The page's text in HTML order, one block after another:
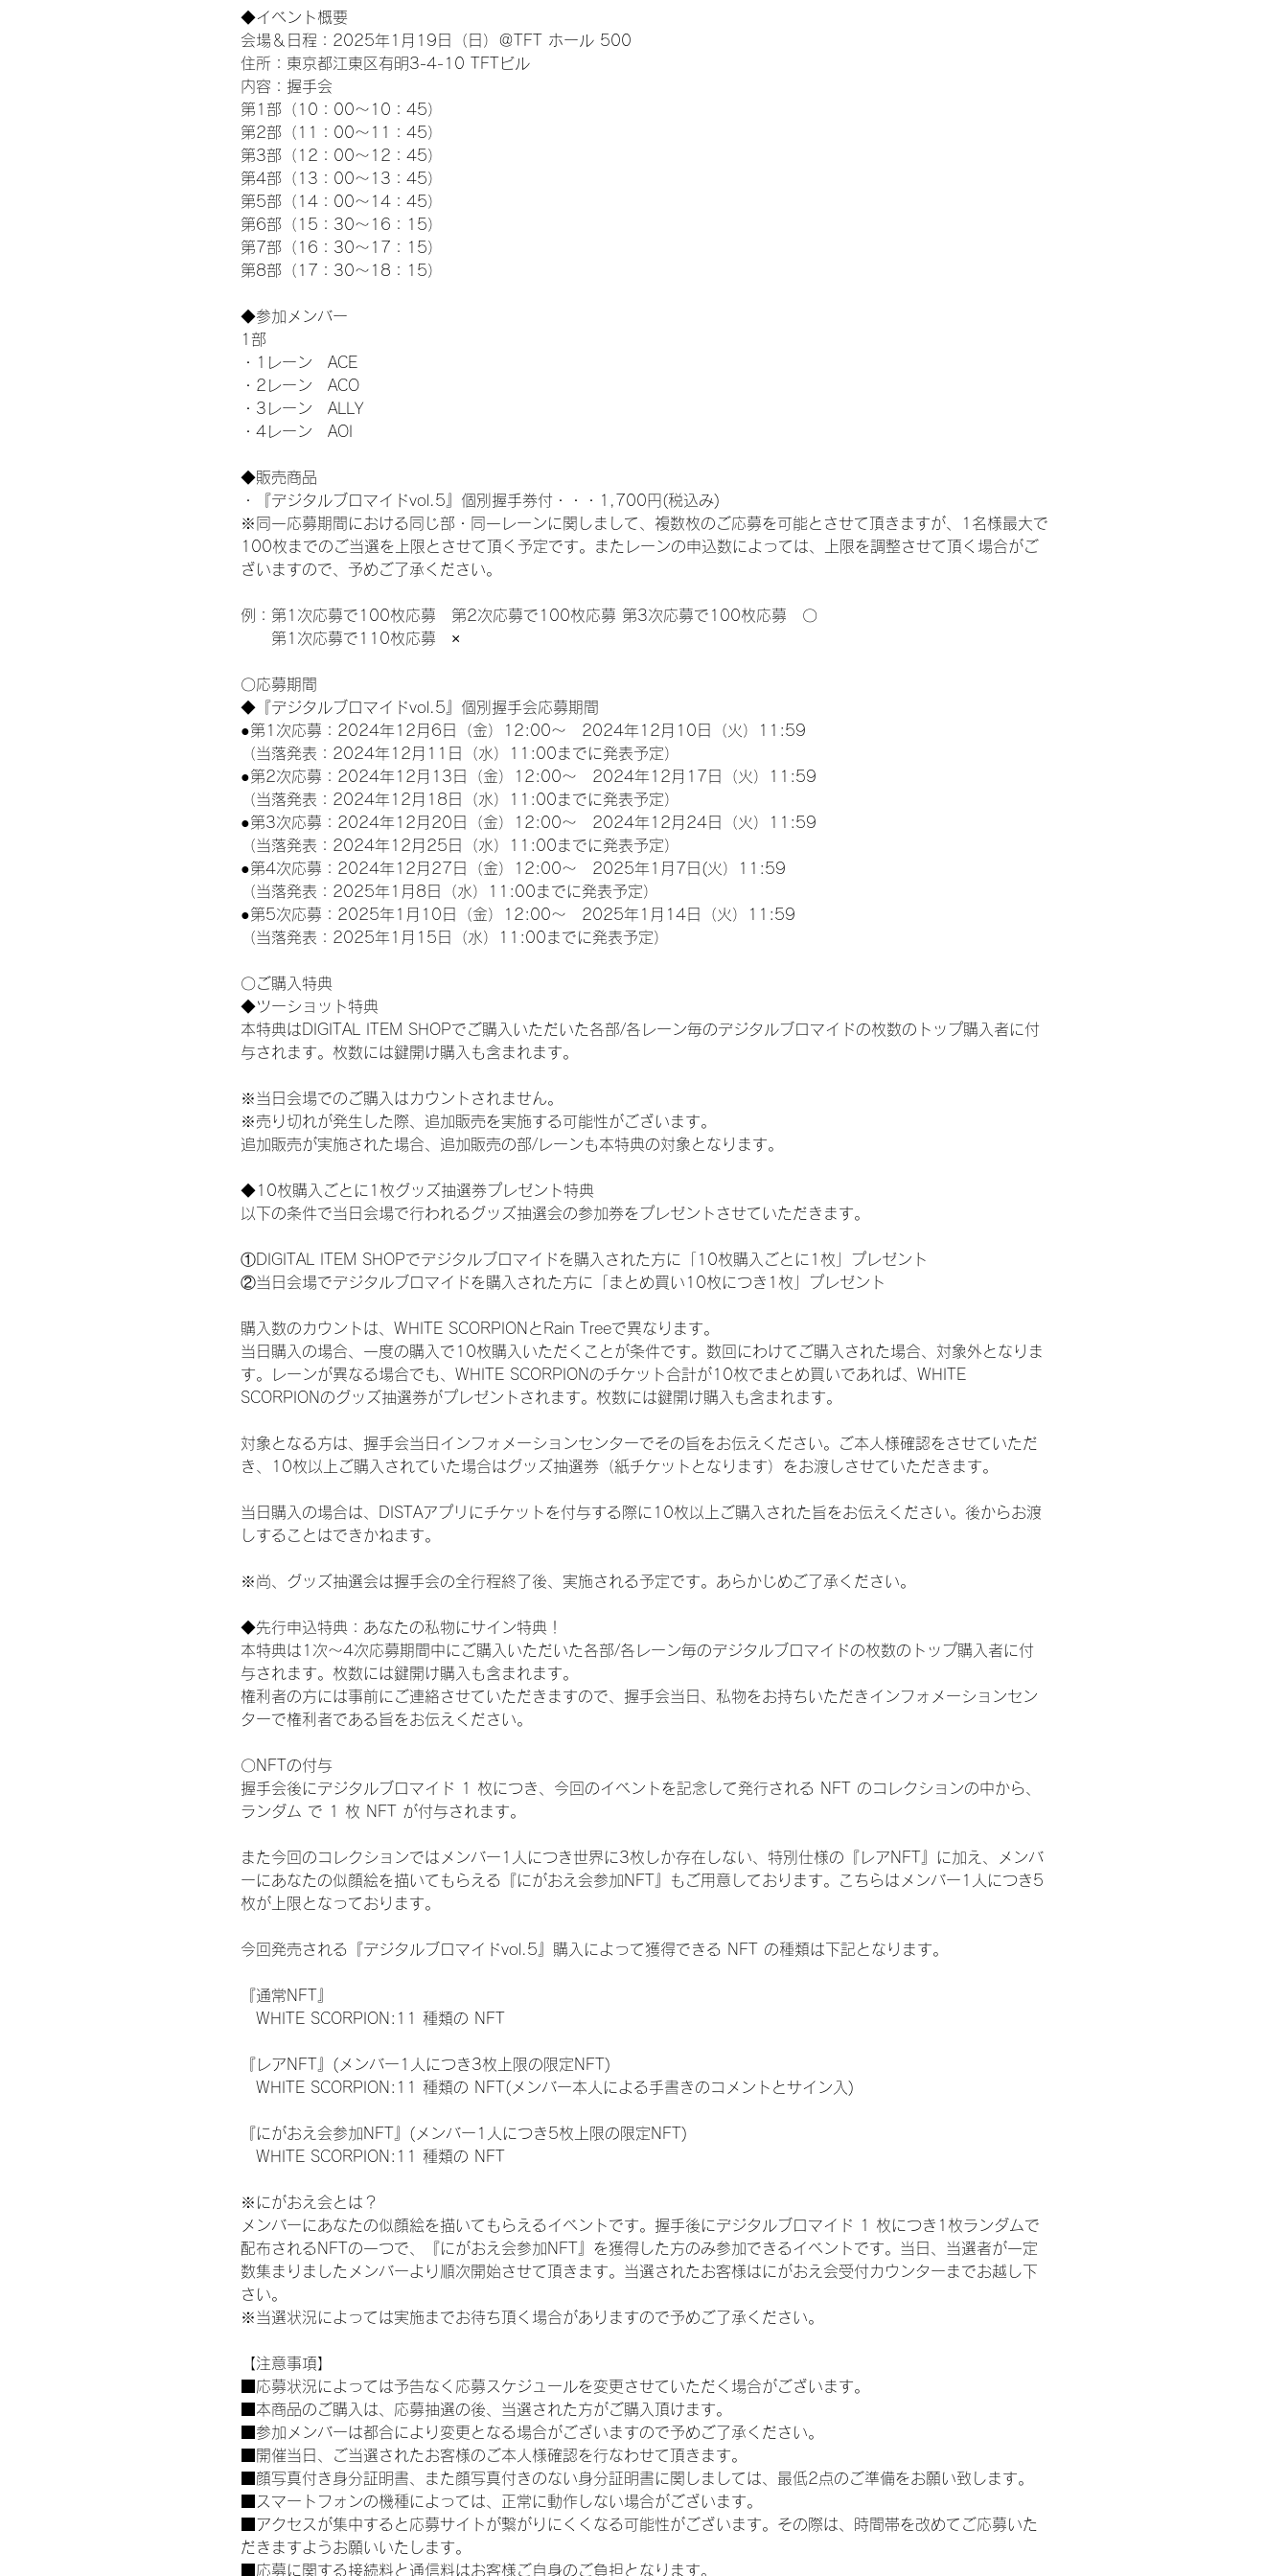
◆イベント概要
会場＆日程：2025年1月19日（日）＠TFT ホール 500
住所：東京都江東区有明3-4-10 TFTビル
内容：握手会
第1部（10：00～10：45）
第2部（11：00～11：45）
第3部（12：00～12：45）
第4部（13：00～13：45）
第5部（14：00～14：45）
第6部（15：30～16：15）
第7部（16：30～17：15）
第8部（17：30～18：15）
◆参加メンバー
1部
・1レーン　ACE
・2レーン　ACO
・3レーン　ALLY
・4レーン　AOI
◆販売商品
・『デジタルブロマイドvol.5』個別握手券付・・・1,700円(税込み)
※同一応募期間における同じ部・同一レーンに関しまして、複数枚のご応募を可能とさせて頂きますが、1名様最大で
100枚までのご当選を上限とさせて頂く予定です。またレーンの申込数によっては、上限を調整させて頂く場合がご
ざいますので、予めご了承ください。
例：第1次応募で100枚応募　第2次応募で100枚応募 第3次応募で100枚応募　〇
第1次応募で110枚応募　×
〇応募期間
◆『デジタルブロマイドvol.5』個別握手会応募期間
●第1次応募：2024年12月6日（金）12:00～　2024年12月10日（火）11:59
（当落発表：2024年12月11日（水）11:00までに発表予定）
●第2次応募：2024年12月13日（金）12:00～　2024年12月17日（火）11:59
（当落発表：2024年12月18日（水）11:00までに発表予定）
●第3次応募：2024年12月20日（金）12:00～　2024年12月24日（火）11:59
（当落発表：2024年12月25日（水）11:00までに発表予定）
●第4次応募：2024年12月27日（金）12:00～　2025年1月7日(火）11:59
（当落発表：2025年1月8日（水）11:00までに発表予定）
●第5次応募：2025年1月10日（金）12:00～　2025年1月14日（火）11:59
（当落発表：2025年1月15日（水）11:00までに発表予定）
〇ご購入特典
◆ツーショット特典
本特典はDIGITAL ITEM SHOPでご購入いただいた各部/各レーン毎のデジタルブロマイドの枚数のトップ購入者に付
与されます。枚数には鍵開け購入も含まれます。
※当日会場でのご購入はカウントされません。
※売り切れが発生した際、追加販売を実施する可能性がございます。
追加販売が実施された場合、追加販売の部/レーンも本特典の対象となります。
◆10枚購入ごとに1枚グッズ抽選券プレゼント特典
以下の条件で当日会場で行われるグッズ抽選会の参加券をプレゼントさせていただきます。
①DIGITAL ITEM SHOPでデジタルブロマイドを購入された方に「10枚購入ごとに1枚」プレゼント
②当日会場でデジタルブロマイドを購入された方に「まとめ買い10枚につき1枚」プレゼント
購入数のカウントは、WHITE SCORPIONとRain Treeで異なります。
当日購入の場合、一度の購入で10枚購入いただくことが条件です。数回にわけてご購入された場合、対象外となりま
す。レーンが異なる場合でも、WHITE SCORPIONのチケット合計が10枚でまとめ買いであれば、WHITE
SCORPIONのグッズ抽選券がプレゼントされます。枚数には鍵開け購入も含まれます。
対象となる方は、握手会当日インフォメーションセンターでその旨をお伝えください。ご本人様確認をさせていただ
き、10枚以上ご購入されていた場合はグッズ抽選券（紙チケットとなります）をお渡しさせていただきます。
当日購入の場合は、DISTAアプリにチケットを付与する際に10枚以上ご購入された旨をお伝えください。後からお渡
しすることはできかねます。
※尚、グッズ抽選会は握手会の全行程終了後、実施される予定です。あらかじめご了承ください。
◆先行申込特典：あなたの私物にサイン特典！
本特典は1次〜4次応募期間中にご購入いただいた各部/各レーン毎のデジタルブロマイドの枚数のトップ購入者に付
与されます。枚数には鍵開け購入も含まれます。
権利者の方には事前にご連絡させていただきますので、握手会当日、私物をお持ちいただきインフォメーションセン
ターで権利者である旨をお伝えください。
〇NFTの付与
握手会後にデジタルブロマイド 1 枚につき、今回のイベントを記念して発行される NFT のコレクションの中から、
ランダム で 1 枚 NFT が付与されます。
また今回のコレクションではメンバー1人につき世界に3枚しか存在しない、特別仕様の『レアNFT』に加え、メンバ
ーにあなたの似顔絵を描いてもらえる『にがおえ会参加NFT』もご用意しております。こちらはメンバー1人につき5
枚が上限となっております。
今回発売される『デジタルブロマイドvol.5』購入によって獲得できる NFT の種類は下記となります。
『通常NFT』
WHITE SCORPION:11 種類の NFT
『レアNFT』(メンバー1人につき3枚上限の限定NFT)
WHITE SCORPION:11 種類の NFT(メンバー本人による手書きのコメントとサイン入)
『にがおえ会参加NFT』(メンバー1人につき5枚上限の限定NFT)
WHITE SCORPION:11 種類の NFT
※にがおえ会とは？
メンバーにあなたの似顔絵を描いてもらえるイベントです。握手後にデジタルブロマイド 1 枚につき1枚ランダムで
配布されるNFTの一つで、『にがおえ会参加NFT』を獲得した方のみ参加できるイベントです。当日、当選者が一定
数集まりましたメンバーより順次開始させて頂きます。当選されたお客様はにがおえ会受付カウンターまでお越し下
さい。
※当選状況によっては実施までお待ち頂く場合がありますので予めご了承ください。
【注意事項】
■応募状況によっては予告なく応募スケジュールを変更させていただく場合がございます。
■本商品のご購入は、応募抽選の後、当選された方がご購入頂けます。
■参加メンバーは都合により変更となる場合がございますので予めご了承ください。
■開催当日、ご当選されたお客様のご本人様確認を行なわせて頂きます。
■顔写真付き身分証明書、また顔写真付きのない身分証明書に関しましては、最低2点のご準備をお願い致します。
■スマートフォンの機種によっては、正常に動作しない場合がございます。
■アクセスが集中すると応募サイトが繋がりにくくなる可能性がございます。その際は、時間帯を改めてご応募いた
だきますようお願いいたします。
■応募に関する接続料と通信料はお客様ご自身のご負担となります。